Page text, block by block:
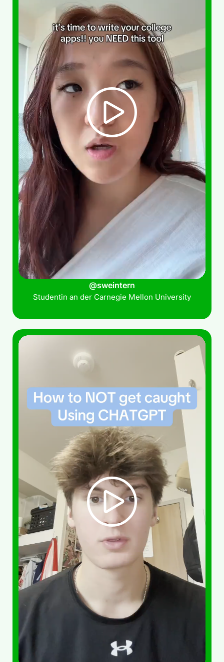
@sweintern
Studentin an der Carnegie Mellon University